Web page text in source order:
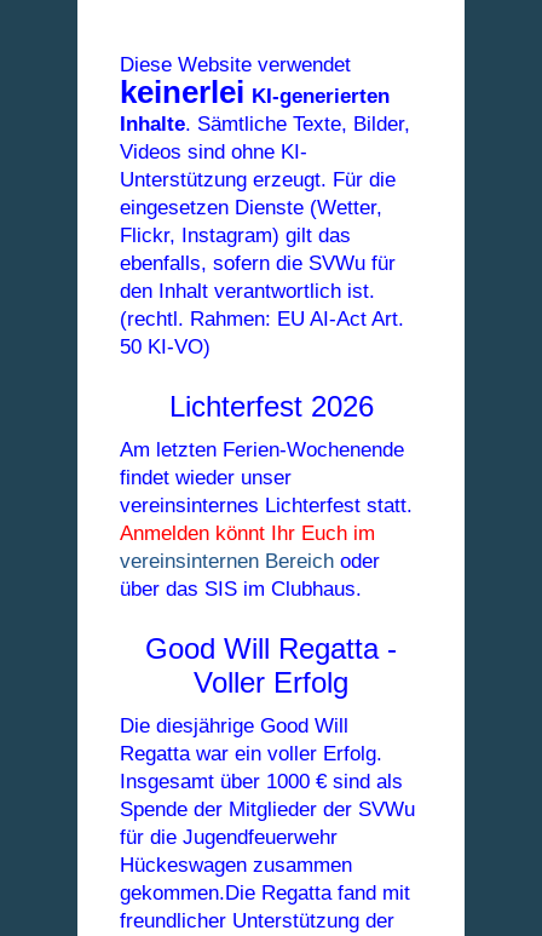
Diese Website verwendet
keinerlei KI-generierten
Inhalte. Sämtliche Texte, Bilder,
Videos sind ohne KI-
Unterstützung erzeugt. Für die
eingesetzen Dienste (Wetter,
Flickr, Instagram) gilt das
ebenfalls, sofern die SVWu für
den Inhalt verantwortlich ist.
(rechtl. Rahmen: EU AI-Act Art.
50 KI-VO)
Lichterfest 2026
Am letzten Ferien-Wochenende
findet wieder unser
vereinsinternes Lichterfest statt.
Anmelden könnt Ihr Euch im
vereinsinternen Bereich oder
über das SIS im Clubhaus.
Good Will Regatta -
Voller Erfolg
Die diesjährige Good Will
Regatta war ein voller Erfolg.
Insgesamt über 1000 € sind als
Spende der Mitglieder der SVWu
für die Jugendfeuerwehr
Hückeswagen zusammen
gekommen.Die Regatta fand mit
freundlicher Unterstützung der